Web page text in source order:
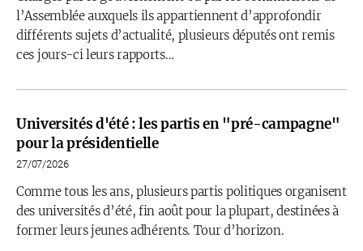
l’Assemblée auxquels ils appartiennent d’approfondir
différents sujets d’actualité, plusieurs députés ont remis
ces jours-ci leurs rapports…
Universités d'été : les partis en "pré-campagne"
pour la présidentielle
27/07/2026
Comme tous les ans, plusieurs partis politiques organisent
des universités d’été, fin août pour la plupart, destinées à
former leurs jeunes adhérents. Tour d’horizon.